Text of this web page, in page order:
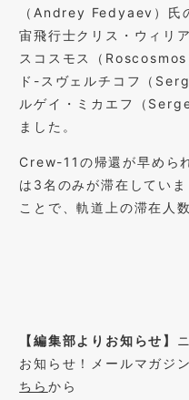
（Andrey Fedyaev）氏
宙飛行士クリス・ウィリ
スコスモス（
ド-スヴェルチコフ（
ルゲイ・ミカエフ（
ました。
Crew-11の帰還が早めら
は3名のみが滞在してい
ことで、軌道上の滞在人
【編集部よりお知らせ】
お知らせ！メールマガジ
ちら から